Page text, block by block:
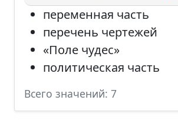
переменная часть
перечень чертежей
«Поле чудес»
политическая часть
Всего значений: 7